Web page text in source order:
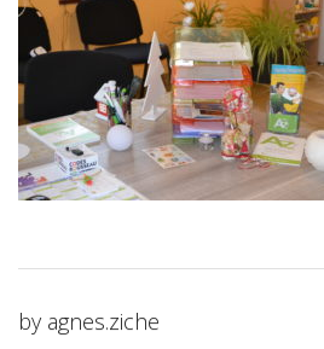
by agnes.ziche